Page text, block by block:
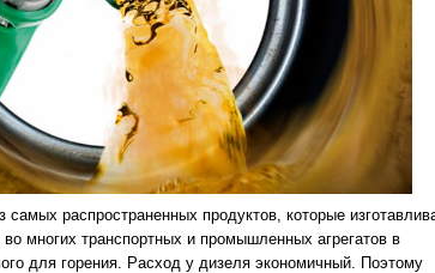
самых распространенных продуктов, которые
многих транспортных и промышленных агрегатов в
для горения. Расход у дизеля экономичный. Поэтому